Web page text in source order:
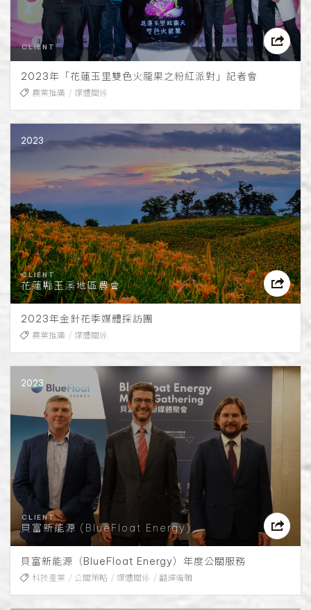
2023年「花蓮玉里雙色火龍果之粉紅派對」記者會
農業推廣 媒體關係
2023
花蓮縣玉溪地區農會
2023年金針花季媒體採訪團
農業推廣 媒體關係
2023
貝富新能源 (BlueFloat Energy)
貝富新能源（BlueFloat Energy）年度公關服務
科技產業 公關策略 媒體關係 翻譯編輯